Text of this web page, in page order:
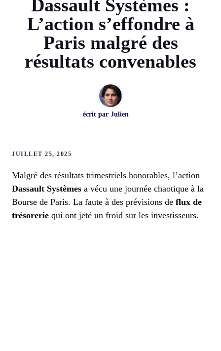
Dassault Systèmes :
L’action s’effondre à
Paris malgré des
résultats convenables
écrit par Julien
JUILLET 25, 2025
Malgré des résultats trimestriels honorables, l’action
Dassault Systèmes a vécu une journée chaotique à la
Bourse de Paris. La faute à des prévisions de flux de
trésorerie qui ont jeté un froid sur les investisseurs.